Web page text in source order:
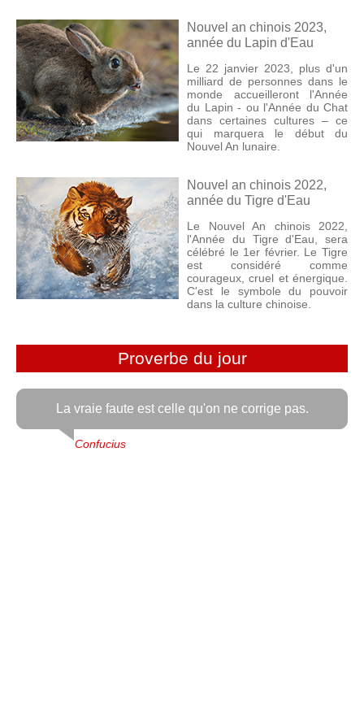
Nouvel an chinois 2023,
année du Lapin d'Eau
Le 22 janvier 2023, plus d'un
milliard de personnes dans le
monde accueilleront l'Année
du Lapin - ou l'Année du Chat
dans certaines cultures – ce
qui marquera le début du
Nouvel An lunaire.
Nouvel an chinois 2022,
année du Tigre d'Eau
Le Nouvel An chinois 2022,
l'Année du Tigre d'Eau, sera
célébré le 1er février. Le Tigre
est considéré comme
courageux, cruel et énergique.
C'est le symbole du pouvoir
dans la culture chinoise.
Proverbe du jour
La vraie faute est celle qu'on ne corrige pas.
Confucius